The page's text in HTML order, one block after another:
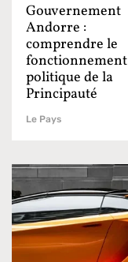
Gouvernement
Andorre :
comprendre le
fonctionnement
politique de la
Principauté
Le Pays